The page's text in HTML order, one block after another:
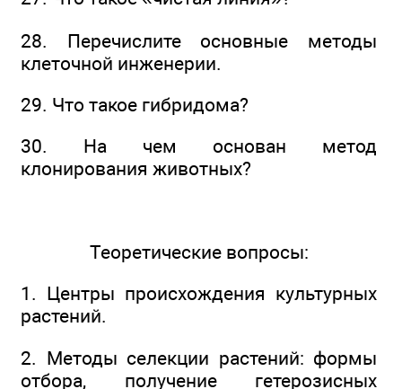
28. Перечислите основные методы
клеточной инженерии.
29. Что такое гибридома?
30. На чем основан метод
клонирования животных?
Теоретические вопросы:
1. Центры происхождения культурных
растений.
2. Методы селекции растений: формы
отбора, получение гетерозисных